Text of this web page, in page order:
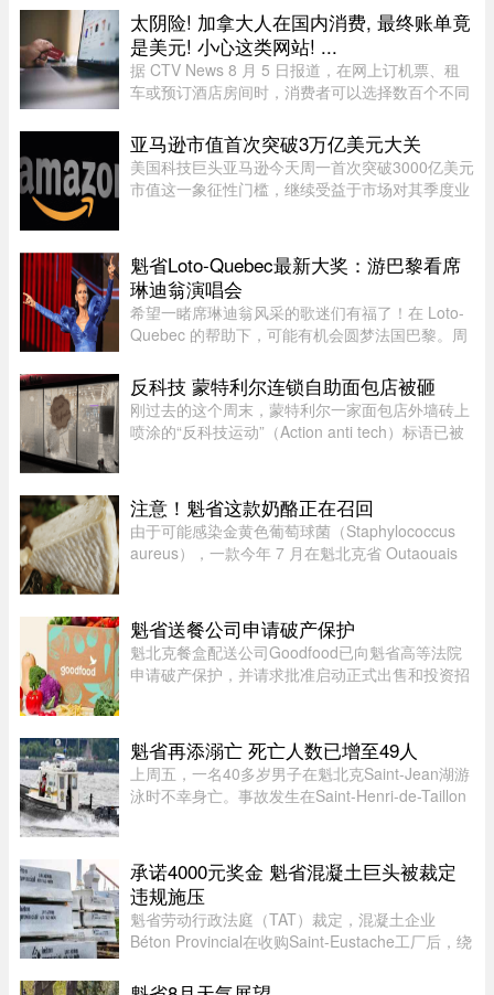
月2日，巴基斯坦阿尔卑斯俱 ...
太阴险! 加拿大人在国内消费, 最终账单竟
是美元! 小心这类网站! ...
据 CTV News 8 月 5 日报道，在网上订机票、租
车或预订酒店房间时，消费者可以选择数百个不同
虽然有些旅游类网站是加拿大本地公司，但许多并
非如此，即使你要前往加拿 ...
亚马逊市值首次突破3万亿美元大关
美国科技巨头亚马逊今天周一首次突破3000亿美元
市值这一象征性门槛，继续受益于市场对其季度业
马逊股价上涨5.20%，达到28 ...
魁省Loto-Quebec最新大奖：游巴黎看席
琳迪翁演唱会
希望一睹席琳迪翁风采的歌迷们有福了！在 Loto-
Quebec 的帮助下，可能有机会圆梦法国巴黎。周
Experience”抽奖活动，将抽出两位幸运歌迷（每
人可携一名同伴），邀他们亲临现 ...
反科技 蒙特利尔连锁自助面包店被砸
刚过去的这个周末，蒙特利尔一家面包店外墙砖上
喷涂的“反科技运动”（Action anti tech）标语已被
锁面包店位于 Saint- ...
注意！魁省这款奶酪正在召回
由于可能感染金黄色葡萄球菌（Staphylococcus
aureus），一款今年 7 月在魁北克省 Outaouais
的产品为 2026 年 7 月 9 日至 ...
魁省送餐公司申请破产保护
魁北克餐盒配送公司Goodfood已向魁省高等法院
申请破产保护，并请求批准启动正式出售和投资招
Chabot Inc.担任监督机构。此 ...
魁省再添溺亡 死亡人数已增至49人
上周五，一名40多岁男子在魁北克Saint-Jean湖游
泳时不幸身亡。事故发生在Saint-Henri-de-Taillon
（SQ）发言人Louis-Philipp ...
承诺4000元奖金 魁省混凝土巨头被裁定
违规施压
魁省劳动行政法庭（TAT）裁定，混凝土企业
Béton Provincial在收购Saint-Eustache工厂后，绕
可获4000元”为条件施压，干扰集体协议谈判。法